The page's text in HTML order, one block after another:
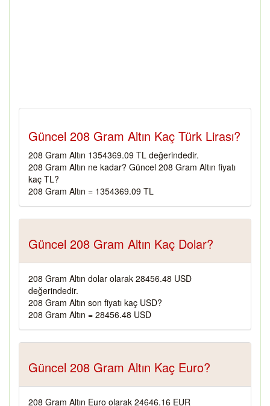
Güncel 208 Gram Altın Kaç Türk Lirası?
208 Gram Altın 1354369.09 TL değerindedir.
208 Gram Altın ne kadar? Güncel 208 Gram Altın fiyatı
kaç TL?
208 Gram Altın = 1354369.09 TL
Güncel 208 Gram Altın Kaç Dolar?
208 Gram Altın dolar olarak 28456.48 USD
değerindedir.
208 Gram Altın son fiyatı kaç USD?
208 Gram Altın = 28456.48 USD
Güncel 208 Gram Altın Kaç Euro?
208 Gram Altın Euro olarak 24646.16 EUR